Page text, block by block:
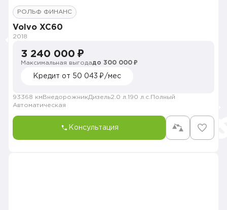
РОЛЬФ ФИНАНС
Volvo XC60
2018
3 240 000 ₽
Максимальная выгодадо 300 000 ₽
Кредит от 50 043 ₽/мес
93368 км ВнедорожникДизель2.0 л. 190 л.с. Полный
Автоматическая
Консультация